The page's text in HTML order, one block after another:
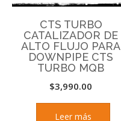
CTS TURBO
CATALIZADOR DE
ALTO FLUJO PARA
DOWNPIPE CTS
TURBO MQB
$3,990.00
Leer más